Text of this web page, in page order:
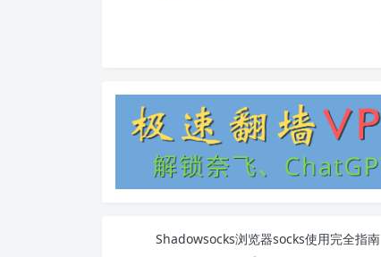
Shadowsocks浏览器socks使用完全指南